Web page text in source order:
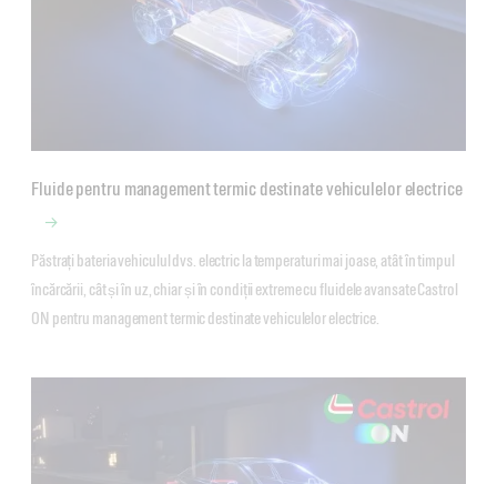
Fluide pentru management termic destinate vehiculelor electrice
Păstrați bateria vehiculul dvs. electric la temperaturi mai joase, atât în timpul
încărcării, cât și în uz, chiar și în condiții extreme cu fluidele avansate Castrol
ON pentru management termic destinate vehiculelor electrice.